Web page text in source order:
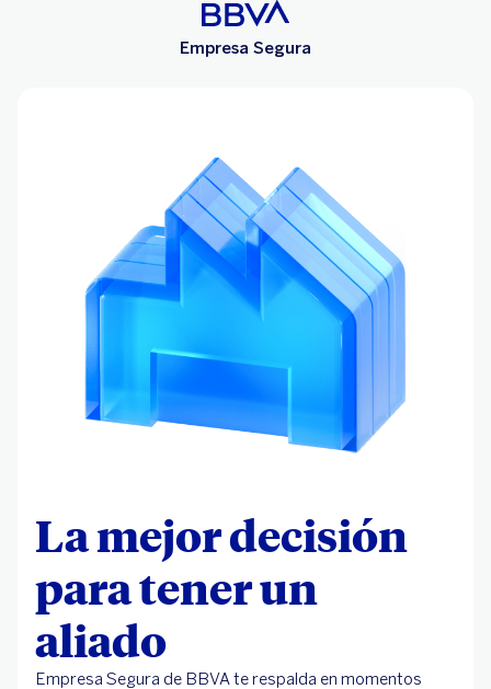
Empresa Segura
La mejor decisión
para tener un
aliado
Empresa Segura de BBVA te respalda en momentos